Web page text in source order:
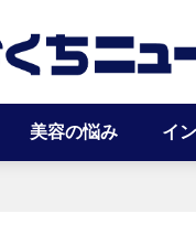
美容の悩み イ